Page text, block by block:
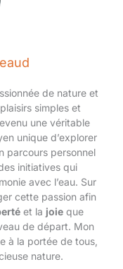
cette planche une
pour vos pieds
livres, vous pouvez
distinguerez
votre fille, les
spéciales.
de nature et
simples et
une véritable
unique d’explorer
parcours personnel
initiatives qui
avec l’eau. Sur
cette passion afin
et la joie que
de départ. Mon
à la portée de tous,
nature.